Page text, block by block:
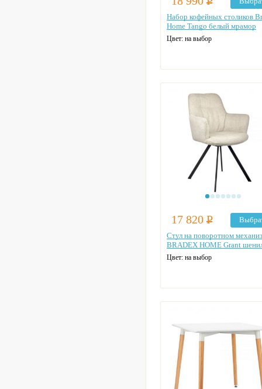
Набор кофейных столиков
Home Tango белый мрамор
Цвет: на выбор
17 820 Р
Стул на поворотном
BRADEX HOME Grant
Цвет: на выбор